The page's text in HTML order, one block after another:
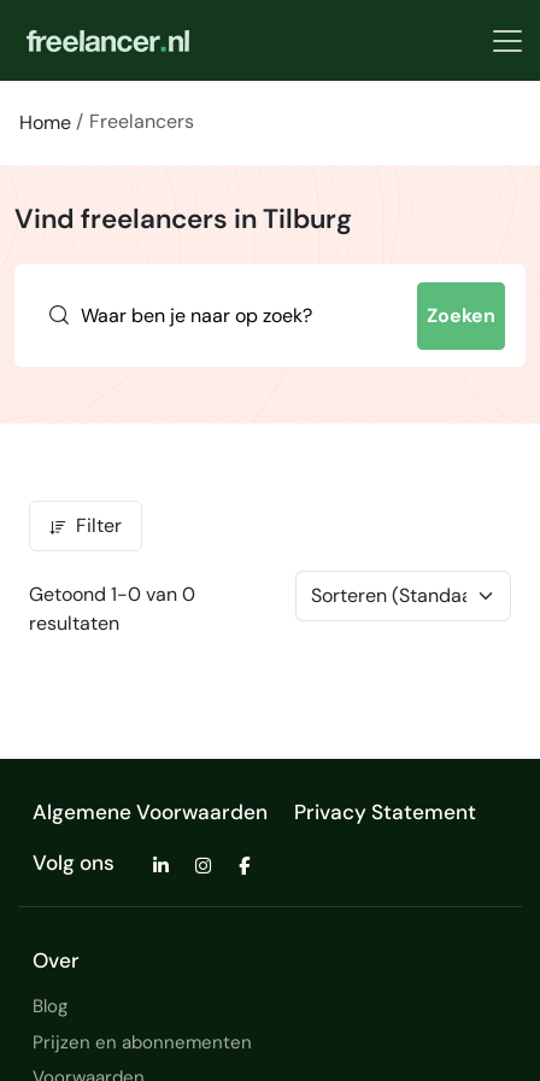
Home Freelancers
Vind freelancers in Tilburg
Zoeken
Filter
Getoond 1-0 van 0
resultaten
Algemene Voorwaarden
Privacy Statement
Volg ons
Over
Blog
Prijzen en abonnementen